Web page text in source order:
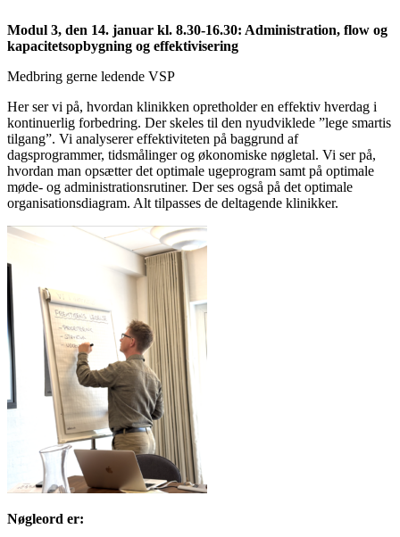
Modul 3, den 14. januar kl. 8.30-16.30: Administration, flow og
kapacitetsopbygning og effektivisering
Medbring gerne ledende VSP
Her ser vi på, hvordan klinikken opretholder en effektiv hverdag i
kontinuerlig forbedring. Der skeles til den nyudviklede ”lege smartis
tilgang”. Vi analyserer effektiviteten på baggrund af
dagsprogrammer, tidsmålinger og økonomiske nøgletal. Vi ser på,
hvordan man opsætter det optimale ugeprogram samt på optimale
møde- og administrationsrutiner. Der ses også på det optimale
organisationsdiagram. Alt tilpasses de deltagende klinikker.
Nøgleord er: